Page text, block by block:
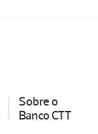
Sobre o
Banco CTT